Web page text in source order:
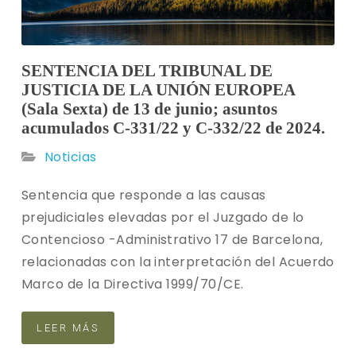
SENTENCIA DEL TRIBUNAL DE
JUSTICIA DE LA UNIÓN EUROPEA
(Sala Sexta) de 13 de junio; asuntos
acumulados C‑331/22 y C‑332/22 de 2024.
Noticias
Sentencia que responde a las causas
prejudiciales elevadas por el Juzgado de lo
Contencioso -Administrativo 17 de Barcelona,
relacionadas con la interpretación del Acuerdo
Marco de la Directiva 1999/70/CE.
LEER MÁS